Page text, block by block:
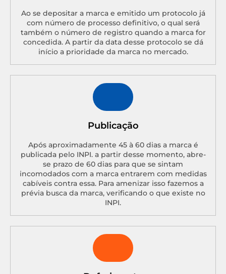
Ao se depositar a marca e emitido um protocolo já
com número de processo definitivo, o qual será
também o número de registro quando a marca for
concedida. A partir da data desse protocolo se dá
início a prioridade da marca no mercado.
Publicação
Após aproximadamente 45 à 60 dias a marca é
publicada pelo INPI. a partir desse momento, abre-
se prazo de 60 dias para que se sintam
incomodados com a marca entrarem com medidas
cabíveis contra essa. Para amenizar isso fazemos a
prévia busca da marca, verificando o que existe no
INPI.